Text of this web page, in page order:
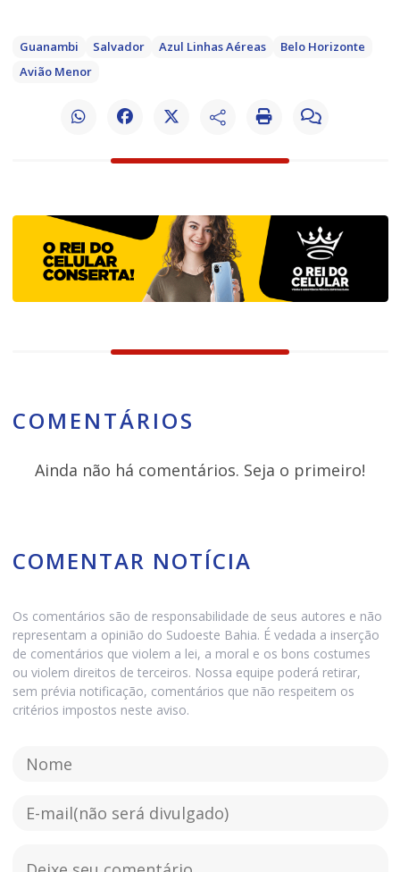
Guanambi Salvador Azul Linhas Aéreas
Belo Horizonte
Avião Menor
COMENTÁRIOS
Ainda não há comentários. Seja o primeiro!
COMENTAR NOTÍCIA
Os comentários são de responsabilidade de seus autores e não
representam a opinião do Sudoeste Bahia. É vedada a inserção
de comentários que violem a lei, a moral e os bons costumes
ou violem direitos de terceiros. Nossa equipe poderá retirar,
sem prévia notificação, comentários que não respeitem os
critérios impostos neste aviso.